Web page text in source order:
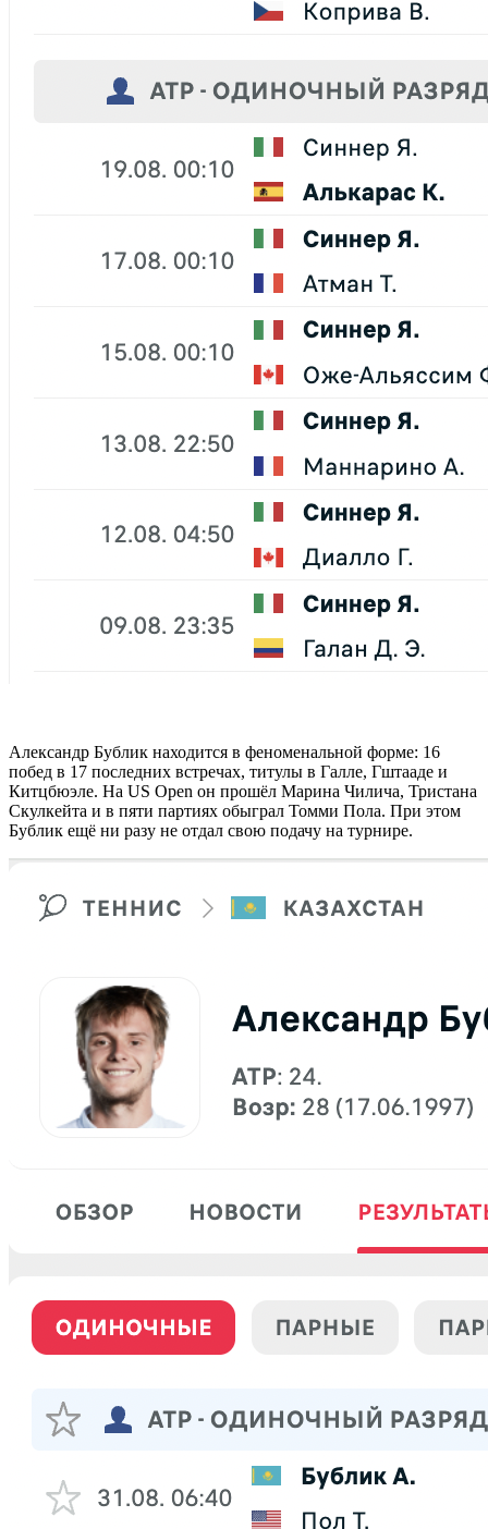
Александр Бублик находится в феноменальной форме: 16
побед в 17 последних встречах, титулы в Галле, Гштааде и
Китцбюэле. На US Open он прошёл Марина Чилича, Тристана
Скулкейта и в пяти партиях обыграл Томми Пола. При этом
Бублик ещё ни разу не отдал свою подачу на турнире.